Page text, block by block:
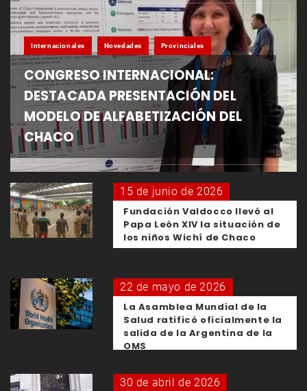
Internacionales Novedades Provinciales
CONGRESO INTERNACIONAL:
DESTACADA PRESENTACIÓN DEL
MODELO DE ALFABETIZACIÓN DEL
CHACO
15 de junio de 2026
Fundación Valdocco llevó al
Papa León XIV la situación de
los niños Wichí de Chaco
22 de mayo de 2026
La Asamblea Mundial de la
Salud ratificó oficialmente la
salida de la Argentina de la
OMS
30 de abril de 2026